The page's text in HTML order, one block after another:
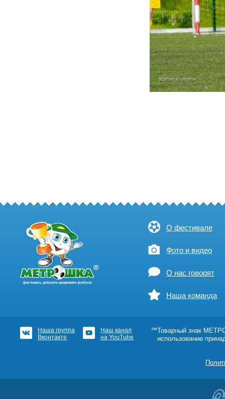
О фестивале
Фото и видео
О нас говорят
Наша команда
Наша группа
Вконтакте
Наш канал
на YouTube
™Товарный знак
использование